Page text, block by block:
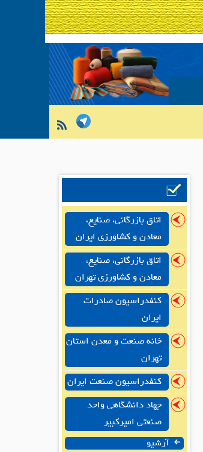
اتاق بازرگانی، صنایع،
معادن و کشاورزی ایران
اتاق بازرگانی، صنایع،
معادن و کشاورزی تهران
کنفدراسیون صادرات
ایران
خانه صنعت و معدن استان
تهران
کنفدراسیون صنعت ایران
جهاد دانشگاهی واحد
صنعتی امیرکبیر
آرشیو